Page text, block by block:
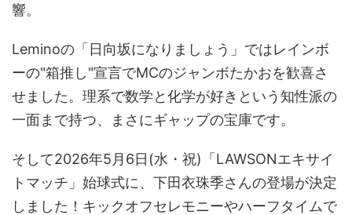
響。
Leminoの「日向坂になりましょう」ではレインボ
ーの"箱推し"宣言でMCのジャンボたかおを歓喜さ
せました。理系で数学と化学が好きという知性派の
一面まで持つ、まさにギャップの宝庫です。
そして2026年5月6日(水・祝)「LAWSONエキサイ
トマッチ」始球式に、下田衣珠季さんの登場が決定
しました！キックオフセレモニーやハーフタイムで